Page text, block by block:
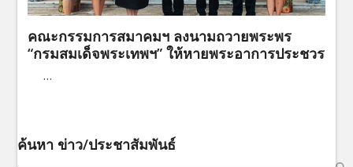
คณะกรรมการสมาคมฯ ลงนามถวายพระพร
“กรมสมเด็จพระเทพฯ” ให้หายพระอาการประชวร
…
ค้นหา ข่าว/ประชาสัมพันธ์